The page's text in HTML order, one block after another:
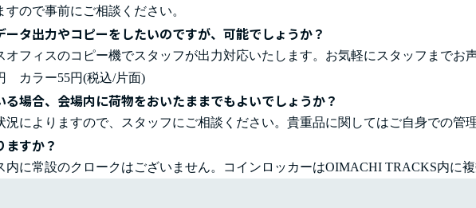
すので事前にご相談ください。
ータ出力やコピーをしたいのですが、可能でしょうか？
オフィスのコピー機でスタッフが出力対応いたします。お気軽にスタッフまでお
カラー55円(税込/片面)
る場合、会場内に荷物をおいたままでもよいでしょうか？
況によりますので、スタッフにご相談ください。貴重品に関してはご自身での管
ますか？
内に常設のクロークはございません。コインロッカーはOIMACHI TRACKS内に